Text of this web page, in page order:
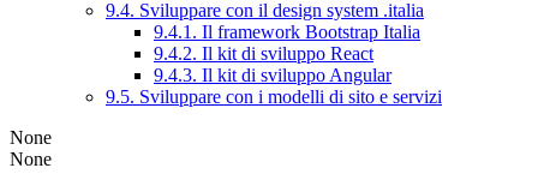
9.4. Sviluppare con il design system .italia
9.4.1. Il framework Bootstrap Italia
9.4.2. Il kit di sviluppo React
9.4.3. Il kit di sviluppo Angular
9.5. Sviluppare con i modelli di sito e servizi
None
None